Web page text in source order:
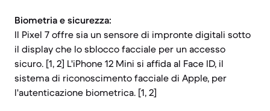
Biometria e sicurezza:
Il Pixel 7 offre sia un sensore di impronte digitali sotto
il display che lo sblocco facciale per un accesso
sicuro. [1, 2] L'iPhone 12 Mini si affida al Face ID, il
sistema di riconoscimento facciale di Apple, per
l'autenticazione biometrica. [1, 2]